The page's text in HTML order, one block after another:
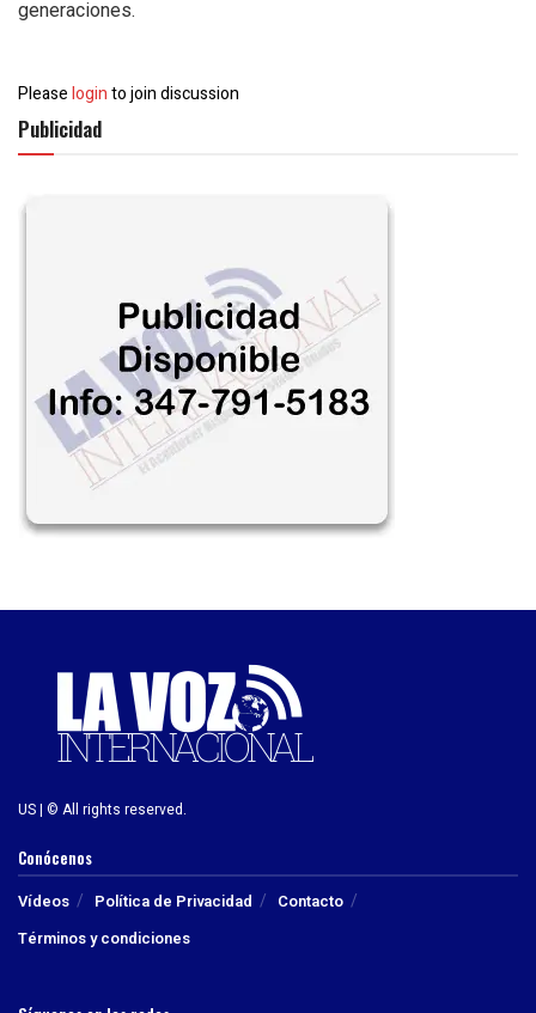
generaciones.
Pleaseloginto join discussion
Publicidad
US | © All rights reserved.
Conócenos
Vídeos Política de Privacidad
Contacto
Términos y condiciones